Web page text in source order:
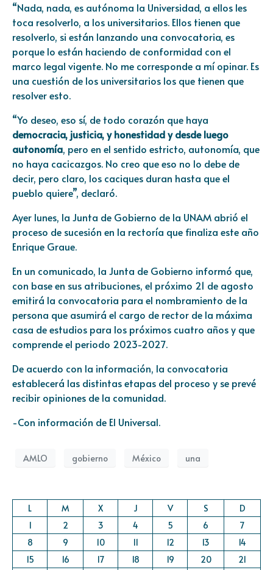
“Nada, nada, es autónoma la Universidad, a ellos les
toca resolverlo, a los universitarios. Ellos tienen que
resolverlo, si están lanzando una convocatoria, es
porque lo están haciendo de conformidad con el
marco legal vigente. No me corresponde a mí opinar. Es
una cuestión de los universitarios los que tienen que
resolver esto.
“Yo deseo, eso sí, de todo corazón que haya
democracia, justicia, y honestidad y desde luego
autonomía, pero en el sentido estricto, autonomía, que
no haya cacicazgos. No creo que eso no lo debe de
decir, pero claro, los caciques duran hasta que el
pueblo quiere”, declaró.
Ayer lunes, la Junta de Gobierno de la UNAM abrió el
proceso de sucesión en la rectoría que finaliza este año
Enrique Graue.
En un comunicado, la Junta de Gobierno informó que,
con base en sus atribuciones, el próximo 21 de agosto
emitirá la convocatoria para el nombramiento de la
persona que asumirá el cargo de rector de la máxima
casa de estudios para los próximos cuatro años y que
comprende el periodo 2023-2027.
De acuerdo con la información, la convocatoria
establecerá las distintas etapas del proceso y se prevé
recibir opiniones de la comunidad.
-Con información de El Universal.
AMLO gobierno México una
L M X J V S
D
1
2 3 4 5 6
7
8
9 10 11 12 13
14
15
16 17 18 19 20
21